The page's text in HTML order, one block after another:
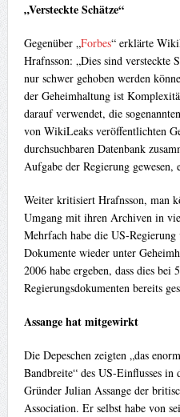
„Versteckte Schätze“
Gegenüber „Forbes“ erklärte
Hrafnsson: „Dies sind versteckte
nur schwer gehoben werden
der Geheimhaltung ist
darauf verwendet, die
von WikiLeaks veröffentlichten
durchsuchbaren Datenbank
Aufgabe der Regierung gewesen,
Weiter kritisiert Hrafnsson, man
Umgang mit ihren Archiven in
Mehrfach habe die US-
Dokumente wieder unter
2006 habe ergeben, dass dies bei
Regierungsdokumenten bereits
Assange hat mitgewirkt
Die Depeschen zeigten „das
Bandbreite“ des US-Einflusses
Gründer Julian Assange der
Association. Er selbst habe von